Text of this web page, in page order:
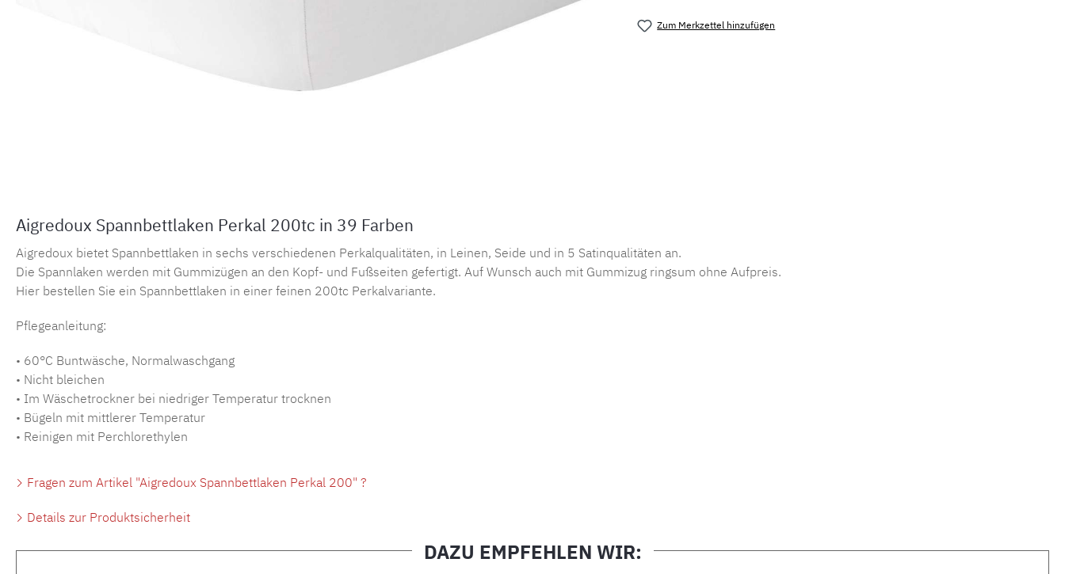
Zum Merkzettel hinzufügen
Aigredoux Spannbettlaken Perkal 200tc in 39 Farben
Aigredoux bietet Spannbettlaken in sechs verschiedenen Perkalqualitäten, in Leinen, Seide und in 5 Satinqualitäten an.
Die Spannlaken werden mit Gummizügen an den Kopf- und Fußseiten gefertigt. Auf Wunsch auch mit Gummizug ringsum ohne Aufpreis.
Hier bestellen Sie ein Spannbettlaken in einer feinen 200tc Perkalvariante.
Pflegeanleitung:
• 60°C Buntwäsche, Normalwaschgang
• Nicht bleichen
• Im Wäschetrockner bei niedriger Temperatur trocknen
• Bügeln mit mittlerer Temperatur
• Reinigen mit Perchlorethylen
Fragen zum Artikel "Aigredoux Spannbettlaken Perkal 200" ?
Details zur Produktsicherheit
DAZU EMPFEHLEN WIR: